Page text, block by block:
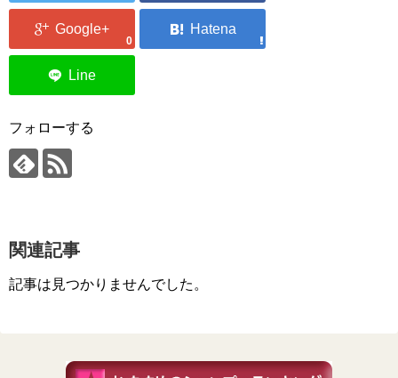
0
フォローする
関連記事
記事は見つかりませんでした。